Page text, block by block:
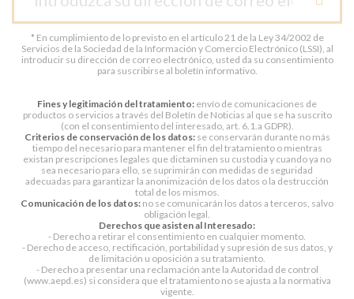
* En cumplimiento de lo previsto en el artículo 21 de la Ley 34/2002 de
Servicios de la Sociedad de la Información y Comercio Electrónico (LSSI), al
introducir su dirección de correo electrónico, usted da su consentimiento
para suscribirse al boletín informativo.
Fines y legitimación del tratamiento: envío de comunicaciones de
productos o servicios a través del Boletín de Noticias al que se ha suscrito
(con el consentimiento del interesado, art. 6.1.a GDPR).
Criterios de conservación de los datos:se conservarán durante no más
tiempo del necesario para mantener el fin del tratamiento o mientras
existan prescripciones legales que dictaminen su custodia y cuando ya no
sea necesario para ello, se suprimirán con medidas de seguridad
adecuadas para garantizar la anonimización de los datos o la destrucción
total de los mismos.
Comunicación de los datos: no se comunicarán los datos a terceros, salvo
obligación legal.
Derechos que asisten al Interesado:
- Derecho a retirar el consentimiento en cualquier momento.
- Derecho de acceso, rectificación, portabilidad y supresión de sus datos, y
de limitación u oposición a su tratamiento.
- Derecho a presentar una reclamación ante la Autoridad de control
(www.aepd.es) si considera que el tratamiento no se ajusta a la normativa
vigente.